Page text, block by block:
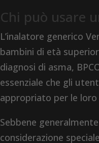
Chi può usare
L’inalatore generico
bambini di età
diagnosi di asma,
essenziale che gli
appropriato per le loro
Sebbene
considerazione